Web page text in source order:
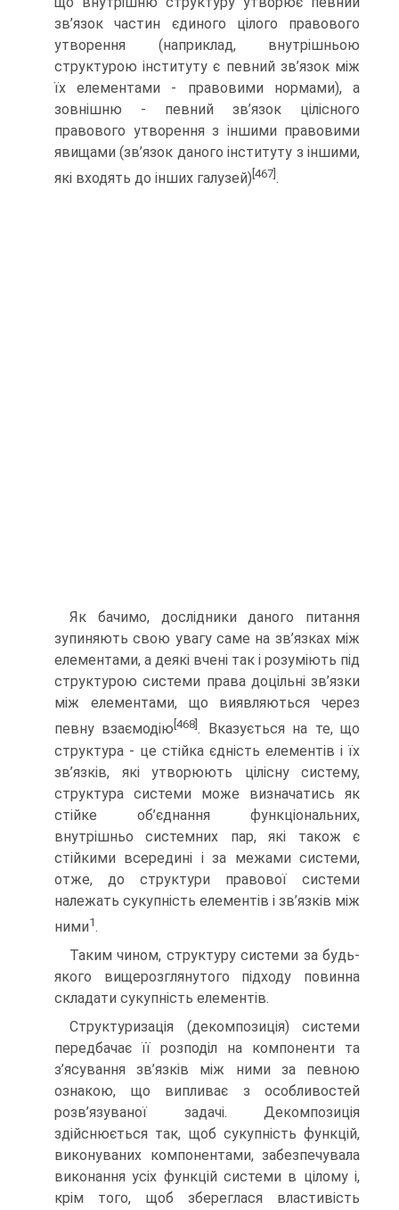
зв’язок частин єдиного цілого правового
утворення (наприклад, внутрішньою
структурою інституту є певний зв’язок між
їх елементами - правовими нормами), а
зовнішню - певний зв’язок цілісного
правового утворення з іншими правовими
явищами (зв’язок даного інституту з іншими,
які входять до інших галузей) [467] .
Як бачимо, дослідники даного питання
зупиняють свою увагу саме на зв’язках між
елементами, а деякі вчені так і розуміють під
структурою системи права доцільні зв’язки
між елементами, що виявляються через
певну взаємодію[468] . Вказується на те, що
структура - це стійка єдність елементів і їх
зв’язків, які утворюють цілісну систему,
структура системи може визначатись як
стійке об’єднання функціональних,
внутрішньо системних пар, які також є
стійкими всередині і за межами системи,
отже, до структури правової системи
належать сукупність елементів і зв’язків між
ними1.
Таким чином, структуру системи за будь-
якого вищерозглянутого підходу повинна
складати сукупність елементів.
Структуризація (декомпозиція) системи
передбачає її розподіл на компоненти та
з’ясування зв’язків між ними за певною
ознакою, що випливає з особливостей
розв’язуваної задачі. Декомпозиція
здійснюється так, щоб сукупність функцій,
виконуваних компонентами, забезпечувала
виконання усіх функцій системи в цілому і,
крім того, щоб збереглася властивість